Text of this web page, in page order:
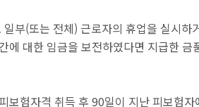
부(또는 전체) 근로자의 휴업을 실시하
에 대한 임금을 보전하였다면 지급한
보험자격 취득 후 90일이 지난 피보험